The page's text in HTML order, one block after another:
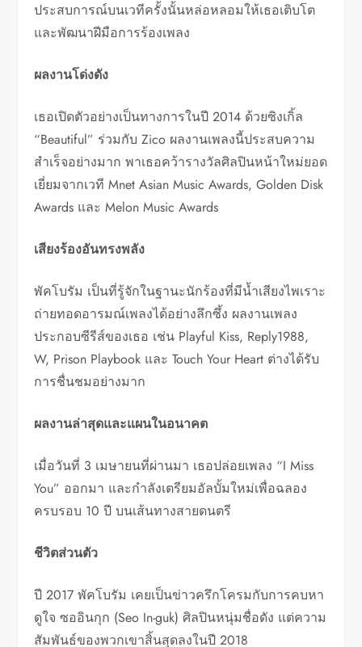
ประสบการณ์บนเวทีครั้งนั้นหล่อหลอมให้เธอเติบโต
และพัฒนาฝีมือการร้องเพลง
ผลงานโด่งดัง
เธอเปิดตัวอย่างเป็นทางการในปี 2014 ด้วยซิงเกิ้ล
“Beautiful” ร่วมกับ Zico ผลงานเพลงนี้ประสบความ
สำเร็จอย่างมาก พาเธอคว้ารางวัลศิลปินหน้าใหม่ยอด
เยี่ยมจากเวที Mnet Asian Music Awards, Golden Disk
Awards และ Melon Music Awards
เสียงร้องอันทรงพลัง
พัคโบรัม เป็นที่รู้จักในฐานะนักร้องที่มีน้ำเสียงไพเราะ
ถ่ายทอดอารมณ์เพลงได้อย่างลึกซึ้ง ผลงานเพลง
ประกอบซีรีส์ของเธอ เช่น Playful Kiss, Reply1988,
W, Prison Playbook และ Touch Your Heart ต่างได้รับ
การชื่นชมอย่างมาก
ผลงานล่าสุดและแผนในอนาคต
เมื่อวันที่ 3 เมษายนที่ผ่านมา เธอปล่อยเพลง “I Miss
You” ออกมา และกำลังเตรียมอัลบั้มใหม่เพื่อฉลอง
ครบรอบ 10 ปี บนเส้นทางสายดนตรี
ชีวิตส่วนตัว
ปี 2017 พัคโบรัม เคยเป็นข่าวครึกโครมกับการคบหา
ดูใจ ซออินกุก (Seo In-guk) ศิลปินหนุ่มชื่อดัง แต่ความ
สัมพันธ์ของพวกเขาสิ้นสุดลงในปี 2018